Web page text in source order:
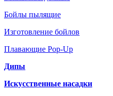
Бойлы пылящие
Изготовление бойлов
Плавающие Pop-Up
Дипы
Искусственные насадки